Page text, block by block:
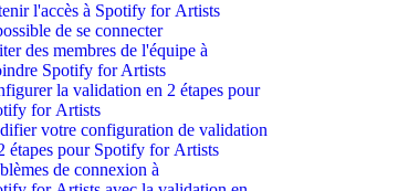
l'accès à Spotify for Artists
de se connecter
des membres de l'équipe à
Spotify for Artists
la validation en 2 étapes pour
for Artists
votre configuration de validation
étapes pour Spotify for Artists
de connexion à